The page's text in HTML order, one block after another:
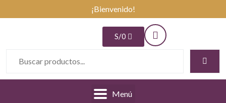
¡Bienvenido!
S/0
Menú